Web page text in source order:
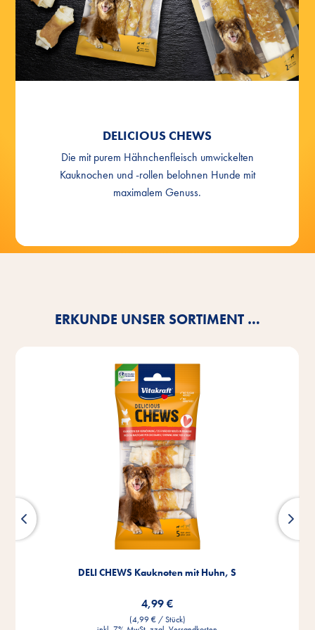
DELICIOUS CHEWS
Die mit purem Hähnchenfleisch umwickelten
Kauknochen und -rollen belohnen Hunde mit
maximalem Genuss.
DELICIOUS CHEWS Kaurollen mit Huhn M
DELICIOUS CHEWS Kaurollen mit Huhn L
DELICIOUS CHEWS Kaurollen mit Huhn XL
ERKUNDE UNSER SORTIMENT …
DELI CHEWS Kauknoten mit Huhn, S
4,99 €
(4,99 € / Stück)